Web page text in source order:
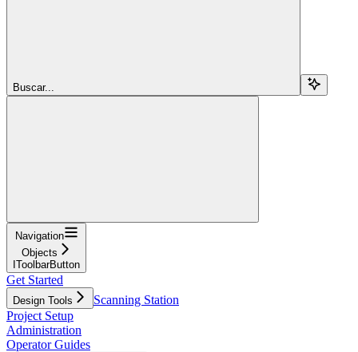
Buscar...
Navigation
Objects
IToolbarButton
Get Started
Design Tools
Scanning Station
Project Setup
Administration
Operator Guides